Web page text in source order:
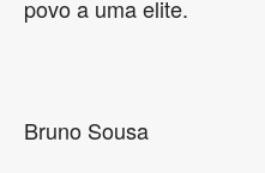
povo a uma elite.
Bruno Sousa